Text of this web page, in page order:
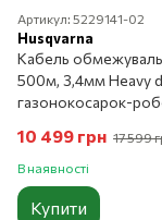
Артикул: 5229141-02
Husqvarna
Кабель
500м, 3,4мм Heavy
газонокосарок-
10 499 грн 17 599
В наявності
Купити